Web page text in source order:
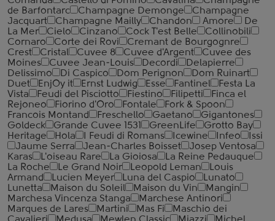
de Barfontarc
Champagne Demonge
Champagne
Jacquart
Champagne Mailly Chandon Amore
De
La Mer
Cielo Cinzano Cock T'est Belle
Collinobili
Cornaro
Corte dei Rovi
Cremant de Bourgognre
Crest
Cristal Cuvee 8 Cuvee d'Argent
Cuvee des
Moines
Cuvee Jean-Louis Decordi
Delapierre
Delissimo
Di Caspico Dom Perignon
Dom Ruinart
Duet
EnjOy it Ernst Ludwig Esse Fantinel
Festa La
Vista
Feudi del Pisciotto Fiestino Filipetti
Finca el
Rejoneo
Fiorino d'Oro Fontale
Fork & Spoon
Francois Montand
Freschello Gaetano
Gigantones
Goldeck
Grande Cuvee 1531 GreenLife
Grotto Bay
Heritage
Hola I Feudi di Romans Icewine Infeo
Issi
Jaume Serra
Jean-Charles Boisset
Josep Ventosa
Karas
L'oiseau Rare La Gioiosa
La Reine Pedauque
La Roche
Le Grand Noir Leopold Leman
Louis
Armand
Lucien Meyer Luna del Caspio
Lunato
Lunetta
Maison du Soleil Maison du Vin
Mangin
Marchesa Vincenza Stanga
Marchese Antinori
Marques de Lares
Martini Mas Fi
Maschio dei